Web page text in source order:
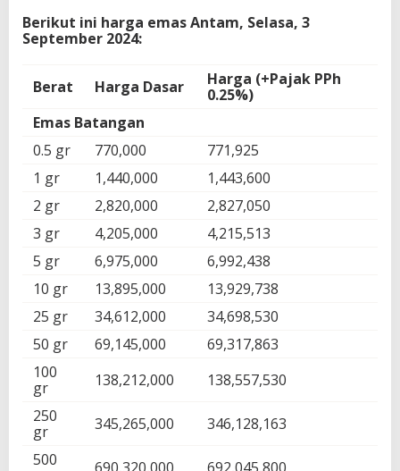
Berikut ini harga emas Antam, Selasa, 3
September 2024:
Berat Harga Dasar
Harga (+Pajak PPh
0.25%)
Emas Batangan
0.5 gr
770,000
771,925
1 gr
1,440,000
1,443,600
2 gr
2,820,000
2,827,050
3 gr
4,205,000
4,215,513
5 gr
6,975,000
6,992,438
10 gr
13,895,000
13,929,738
25 gr
34,612,000
34,698,530
50 gr
69,145,000
69,317,863
100
gr
138,212,000
138,557,530
250
gr
345,265,000
346,128,163
500